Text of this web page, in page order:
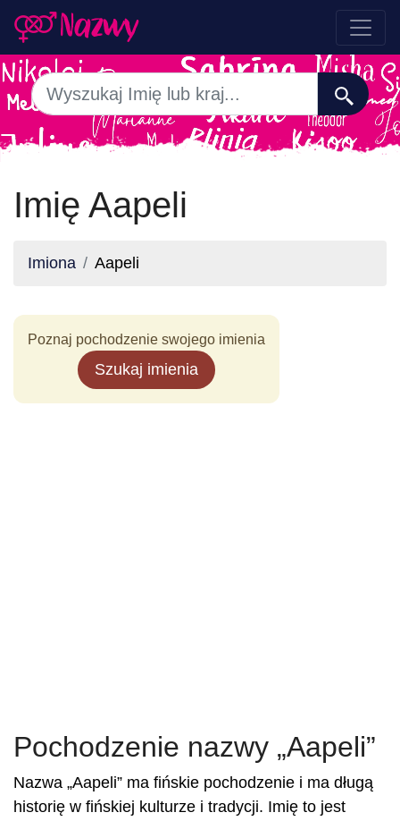
Imię Aapeli
Imiona Aapeli
Poznaj pochodzenie swojego imienia
Szukaj imienia
Pochodzenie nazwy „Aapeli”
Nazwa „Aapeli” ma fińskie pochodzenie i ma długą
historię w fińskiej kulturze i tradycji. Imię to jest